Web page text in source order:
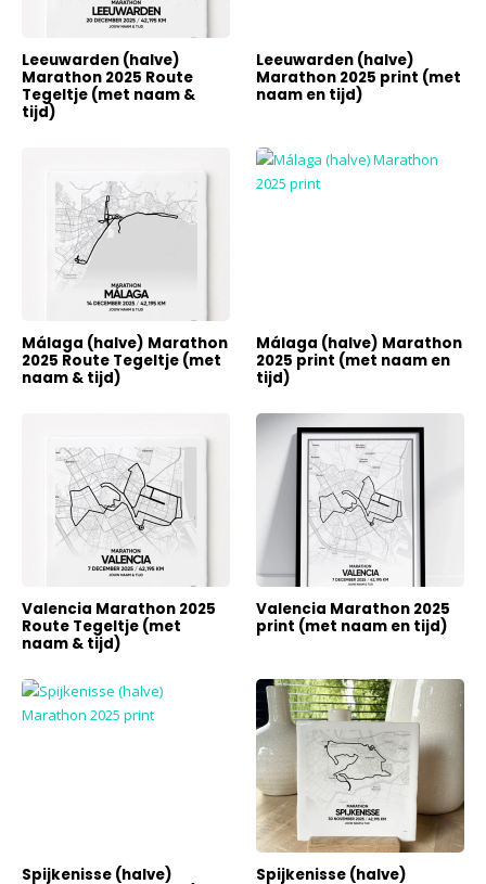
Leeuwarden (halve)
Marathon 2025 Route
Tegeltje (met naam &
tijd)
Leeuwarden (halve)
Marathon 2025 print (met
naam en tijd)
Málaga (halve) Marathon
2025 Route Tegeltje (met
naam & tijd)
Málaga (halve) Marathon
2025 print (met naam en
tijd)
Valencia Marathon 2025
Route Tegeltje (met
naam & tijd)
Valencia Marathon 2025
print (met naam en tijd)
Spijkenisse (halve)
Spijkenisse (halve)